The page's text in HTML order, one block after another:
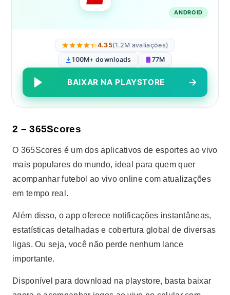
ANDROID
4.35(1.2M avaliações)
100M+ downloads
77M
BAIXAR NA PLAYSTORE
2 –365Scores
O 365Scores é um dos aplicativos de esportes ao vivo
mais populares do mundo, ideal para quem quer
acompanhar futebol ao vivo online com atualizações
em tempo real.
Além disso, o app oferece notificações instantâneas,
estatísticas detalhadas e cobertura global de diversas
ligas. Ou seja, você não perde nenhum lance
importante.
Disponível para download na playstore, basta baixar